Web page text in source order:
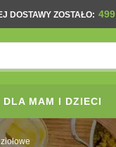
DOSTAWY ZOSTAŁO:
DLA MAM I DZIECI